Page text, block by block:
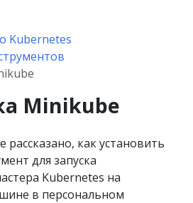
Kubernetes
Minikube
рассказано, как установить
для запуска
Kubernetes на
в персональном